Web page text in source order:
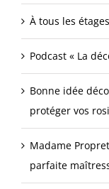
À tous les
Podcast « La
Bonne idée
protéger vos
Madame
parfaite